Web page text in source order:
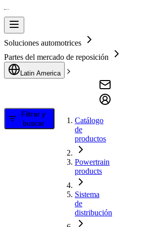
Soluciones automotrices
Partes del mercado de reposición
Latin America
Filtrar y
buscar
Catálogo
de
productos
Powertrain
products
Sistema
de
distribución